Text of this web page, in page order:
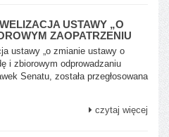
USTAWY „O
ZAOPATRZENIU
ustawy „o zmianie ustawy o
i zbiorowym odprowadzaniu
Senatu, została przegłosowana
czytaj więcej